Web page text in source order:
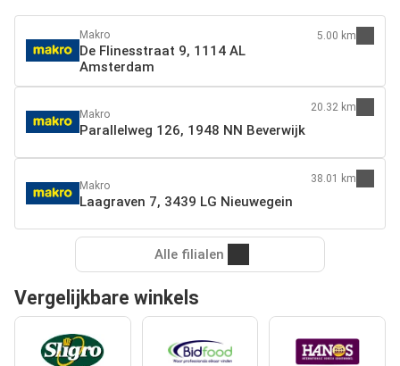
Makro
De Flinesstraat 9, 1114 AL
Amsterdam
5.00 km
Makro
Parallelweg 126, 1948 NN Beverwijk
20.32 km
Makro
Laagraven 7, 3439 LG Nieuwegein
38.01 km
Alle filialen
Vergelijkbare winkels